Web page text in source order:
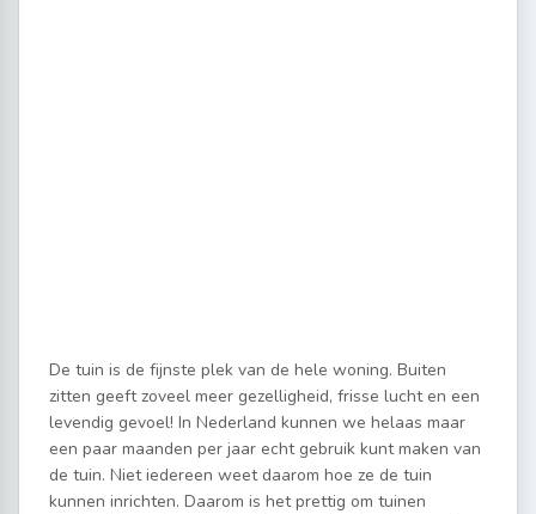
De tuin is de fijnste plek van de hele woning. Buiten
zitten geeft zoveel meer gezelligheid, frisse lucht en een
levendig gevoel! In Nederland kunnen we helaas maar
een paar maanden per jaar echt gebruik kunt maken van
de tuin. Niet iedereen weet daarom hoe ze de tuin
kunnen inrichten. Daarom is het prettig om tuinen